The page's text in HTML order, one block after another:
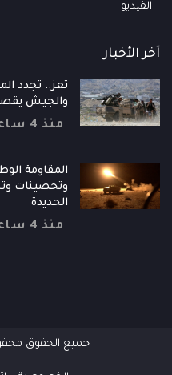
الفيديو
آخر الأخبار
تعز.. تجدد
والجيش
منذ 4 ساعات
المقاومة
وتحصينات
الحديدة
منذ 4 ساعات
جميع الحقوق